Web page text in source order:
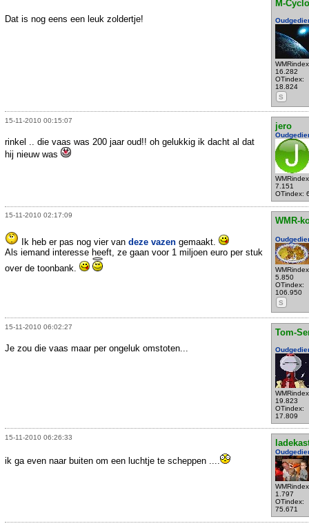
M-
16.282
OTindex:
18.824
S
Dat is nog eens een leuk zoldertje!
15-11-2010 00:15:07
jero
7.151
OTindex:
rinkel .. die vaas was 200 jaar oud!! oh gelukkig ik dacht al dat
hij nieuw was
15-11-2010 02:17:09
WMR-
5.850
OTindex:
106.950
S
Ik heb er pas nog vier van deze vazen gemaakt.
Als iemand interesse heeft, ze gaan voor 1 miljoen euro per stuk
over de toonbank.
15-11-2010 06:02:27
Tom-
19.823
OTindex:
17.809
Je zou die vaas maar per ongeluk omstoten...
15-11-2010 06:26:33
1.797
OTindex:
75.671
ik ga even naar buiten om een luchtje te scheppen ....